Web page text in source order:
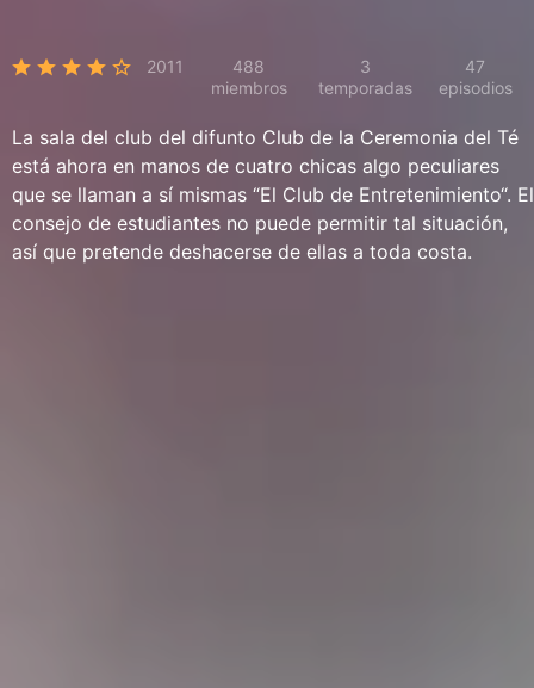
2011
488
miembros
3
temporadas
47
episodios
La sala del club del difunto Club de la Ceremonia del Té
está ahora en manos de cuatro chicas algo peculiares
que se llaman a sí mismas “El Club de Entretenimiento“. El
consejo de estudiantes no puede permitir tal situación,
así que pretende deshacerse de ellas a toda costa.